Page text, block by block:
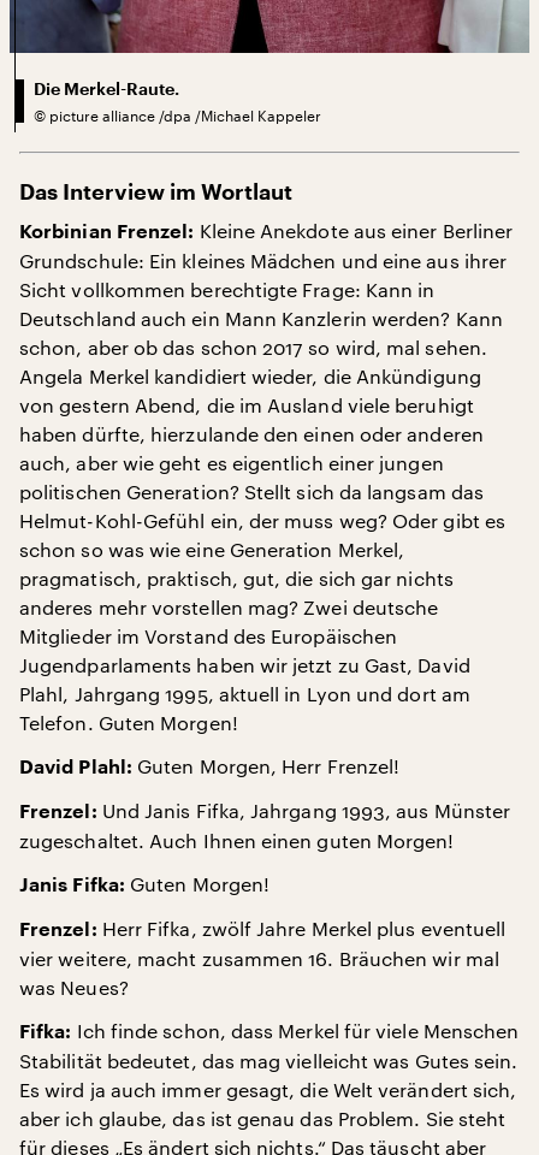
Die Merkel-Raute.
© picture alliance /dpa /Michael Kappeler
Das Interview im Wortlaut
Korbinian Frenzel: Kleine Anekdote aus einer Berliner
Grundschule: Ein kleines Mädchen und eine aus ihrer
Sicht vollkommen berechtigte Frage: Kann in
Deutschland auch ein Mann Kanzlerin werden? Kann
schon, aber ob das schon 2017 so wird, mal sehen.
Angela Merkel kandidiert wieder, die Ankündigung
von gestern Abend, die im Ausland viele beruhigt
haben dürfte, hierzulande den einen oder anderen
auch, aber wie geht es eigentlich einer jungen
politischen Generation? Stellt sich da langsam das
Helmut-Kohl-Gefühl ein, der muss weg? Oder gibt es
schon so was wie eine Generation Merkel,
pragmatisch, praktisch, gut, die sich gar nichts
anderes mehr vorstellen mag? Zwei deutsche
Mitglieder im Vorstand des Europäischen
Jugendparlaments haben wir jetzt zu Gast, David
Plahl, Jahrgang 1995, aktuell in Lyon und dort am
Telefon. Guten Morgen!
David Plahl: Guten Morgen, Herr Frenzel!
Frenzel: Und Janis Fifka, Jahrgang 1993, aus Münster
zugeschaltet. Auch Ihnen einen guten Morgen!
Janis Fifka: Guten Morgen!
Frenzel: Herr Fifka, zwölf Jahre Merkel plus eventuell
vier weitere, macht zusammen 16. Bräuchen wir mal
was Neues?
Fifka: Ich finde schon, dass Merkel für viele Menschen
Stabilität bedeutet, das mag vielleicht was Gutes sein.
Es wird ja auch immer gesagt, die Welt verändert sich,
aber ich glaube, das ist genau das Problem. Sie steht
für dieses „Es ändert sich nichts.“ Das täuscht aber